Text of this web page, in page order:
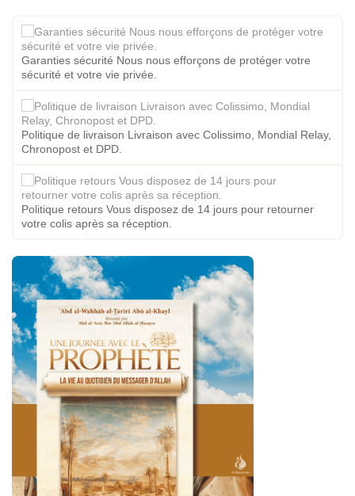
Garanties sécurité Nous nous efforçons de protéger votre
sécurité et votre vie privée.
Politique de livraison Livraison avec Colissimo, Mondial Relay,
Chronopost et DPD.
Politique retours Vous disposez de 14 jours pour retourner
votre colis après sa réception.